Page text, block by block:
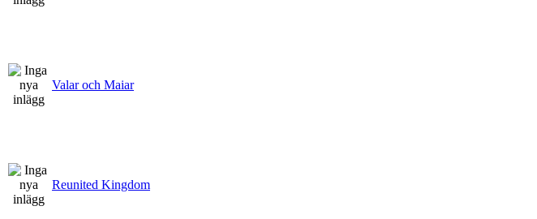
Valar och Maiar
Reunited Kingdom